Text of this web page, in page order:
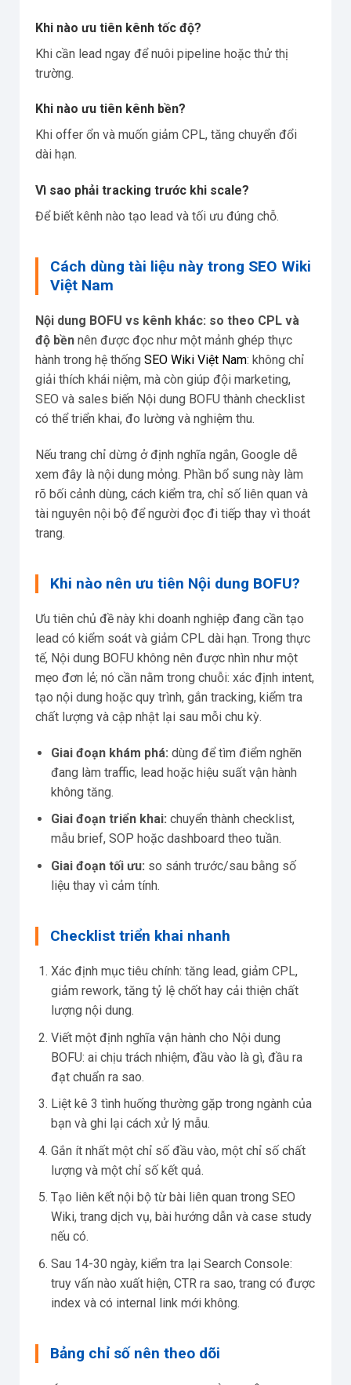
Khi nào ưu tiên kênh tốc độ?
Khi cần lead ngay để nuôi pipeline hoặc thử thị
trường.
Khi nào ưu tiên kênh bền?
Khi offer ổn và muốn giảm CPL, tăng chuyển đổi
dài hạn.
Vì sao phải tracking trước khi scale?
Để biết kênh nào tạo lead và tối ưu đúng chỗ.
Cách dùng tài liệu này trong SEO Wiki
Việt Nam
Nội dung BOFU vs kênh khác: so theo CPL và
độ bền nên được đọc như một mảnh ghép thực
hành trong hệ thống SEO Wiki Việt Nam: không chỉ
giải thích khái niệm, mà còn giúp đội marketing,
SEO và sales biến Nội dung BOFU thành checklist
có thể triển khai, đo lường và nghiệm thu.
Nếu trang chỉ dừng ở định nghĩa ngắn, Google dễ
xem đây là nội dung mỏng. Phần bổ sung này làm
rõ bối cảnh dùng, cách kiểm tra, chỉ số liên quan và
tài nguyên nội bộ để người đọc đi tiếp thay vì thoát
trang.
Khi nào nên ưu tiên Nội dung BOFU?
Ưu tiên chủ đề này khi doanh nghiệp đang cần tạo
lead có kiểm soát và giảm CPL dài hạn. Trong thực
tế, Nội dung BOFU không nên được nhìn như một
mẹo đơn lẻ; nó cần nằm trong chuỗi: xác định intent,
tạo nội dung hoặc quy trình, gắn tracking, kiểm tra
chất lượng và cập nhật lại sau mỗi chu kỳ.
Giai đoạn khám phá: dùng để tìm điểm nghẽn
đang làm traffic, lead hoặc hiệu suất vận hành
không tăng.
Giai đoạn triển khai: chuyển thành checklist,
mẫu brief, SOP hoặc dashboard theo tuần.
Giai đoạn tối ưu: so sánh trước/sau bằng số
liệu thay vì cảm tính.
Checklist triển khai nhanh
Xác định mục tiêu chính: tăng lead, giảm CPL,
giảm rework, tăng tỷ lệ chốt hay cải thiện chất
lượng nội dung.
Viết một định nghĩa vận hành cho Nội dung
BOFU: ai chịu trách nhiệm, đầu vào là gì, đầu ra
đạt chuẩn ra sao.
Liệt kê 3 tình huống thường gặp trong ngành của
bạn và ghi lại cách xử lý mẫu.
Gắn ít nhất một chỉ số đầu vào, một chỉ số chất
lượng và một chỉ số kết quả.
Tạo liên kết nội bộ từ bài liên quan trong SEO
Wiki, trang dịch vụ, bài hướng dẫn và case study
nếu có.
Sau 14-30 ngày, kiểm tra lại Search Console:
truy vấn nào xuất hiện, CTR ra sao, trang có được
index và có internal link mới không.
Bảng chỉ số nên theo dõi